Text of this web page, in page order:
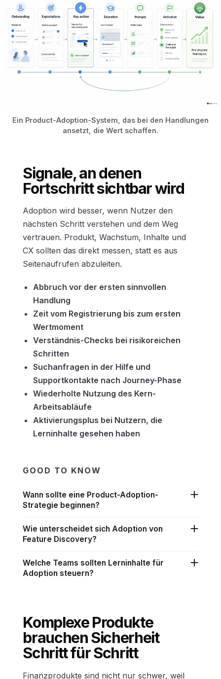
Ein Product-Adoption-System, das bei den Handlungen
ansetzt, die Wert schaffen.
Signale, an denen
Fortschritt sichtbar wird
Adoption wird besser, wenn Nutzer den
nächsten Schritt verstehen und dem Weg
vertrauen. Produkt, Wachstum, Inhalte und
CX sollten das direkt messen, statt es aus
Seitenaufrufen abzuleiten.
Abbruch vor der ersten sinnvollen
Handlung
Zeit vom Registrierung bis zum ersten
Wertmoment
Verständnis-Checks bei risikoreichen
Schritten
Suchanfragen in der Hilfe und
Supportkontakte nach Journey-Phase
Wiederholte Nutzung des Kern-
Arbeitsabläufe
Aktivierungsplus bei Nutzern, die
Lerninhalte gesehen haben
GOOD TO KNOW
Wann sollte eine Product-Adoption-
Strategie beginnen?
Wie unterscheidet sich Adoption von
Feature Discovery?
Welche Teams sollten Lerninhalte für
Adoption steuern?
Komplexe Produkte
brauchen Sicherheit
Schritt für Schritt
Finanzprodukte sind nicht nur schwer, weil